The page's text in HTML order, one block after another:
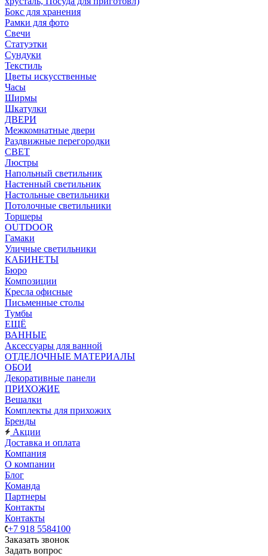
Бокс для хранения
Рамки для фото
Свечи
Статуэтки
Сундуки
Текстиль
Цветы искусственные
Часы
Ширмы
Шкатулки
ДВЕРИ
Межкомнатные двери
Раздвижные перегородки
СВЕТ
Люстры
Напольный светильник
Настенный светильник
Настольные светильники
Потолочные светильники
Торшеры
OUTDOOR
Гамаки
Уличные светильники
КАБИНЕТЫ
Бюро
Композиции
Кресла офисные
Письменные столы
Тумбы
ЕЩЁ
ВАННЫЕ
Аксессуары для ванной
ОТДЕЛОЧНЫЕ МАТЕРИАЛЫ
ОБОИ
Декоративные панели
ПРИХОЖИЕ
Вешалки
Комплекты для прихожих
Бренды
Акции
Доставка и оплата
Компания
О компании
Блог
Команда
Партнеры
Контакты
Контакты
+7 918 5584100
Заказать звонок
Задать вопрос